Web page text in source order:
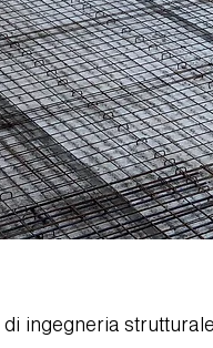
ingegneria